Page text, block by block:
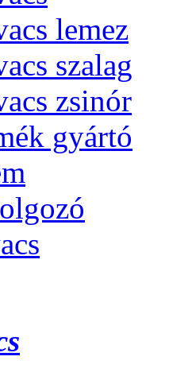
lemez
szalag
zsinór
gyártó